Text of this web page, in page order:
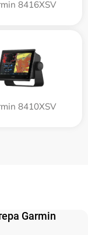
8416XSV
8410XSV
Garmin